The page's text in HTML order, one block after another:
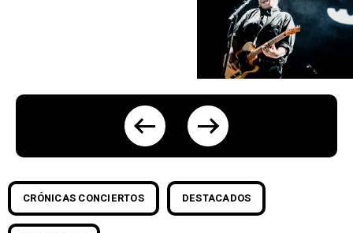
CRÓNICAS CONCIERTOS DESTACADOS